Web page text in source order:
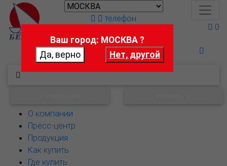
Поможем выбрать
телефон
0
О компании
Пресс-центр
Продукция
Как купить
Где купить
Ваш город: МОСКВА ?